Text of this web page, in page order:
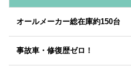
オールメーカー総在庫約150台
事故車・修復歴ゼロ！